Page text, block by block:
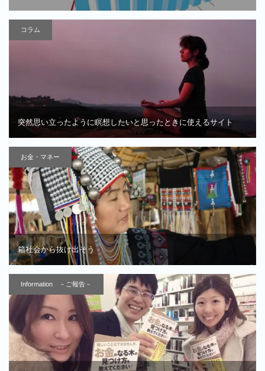
コラム
突然思い立ったように瞑想したいと思ったときに使えるサイト
お金・マネー
箱社会から抜け出そう
Information －ご報告－